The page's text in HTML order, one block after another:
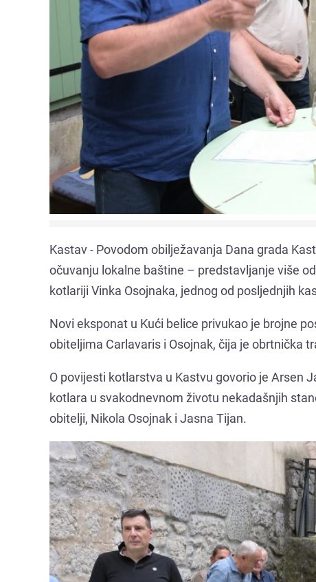
Kastav - Povodom obilježavanja Dana grada
očuvanju lokalne baštine – predstavljanje više
kotlariji Vinka Osojnaka, jednog od posljednjih
Novi eksponat u Kući belice privukao je brojne
obiteljima Carlavaris i Osojnak, čija je obrtnička
O povijesti kotlarstva u Kastvu govorio je Arsen
kotlara u svakodnevnom životu nekadašnjih
obitelji, Nikola Osojnak i Jasna Tijan.